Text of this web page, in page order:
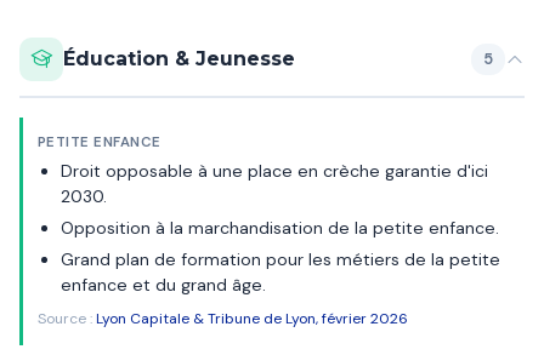
Éducation & Jeunesse 5
PETITE ENFANCE
Droit opposable à une place en crèche garantie d'ici
2030.
Opposition à la marchandisation de la petite enfance.
Grand plan de formation pour les métiers de la petite
enfance et du grand âge.
Source :Lyon Capitale & Tribune de Lyon, février 2026